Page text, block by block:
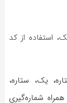
استفاده از کد
یک، ستاره،
تلفن همراه شماره‌گیری